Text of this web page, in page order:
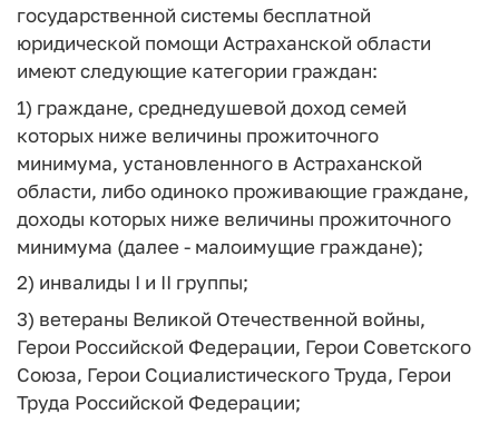
государственной системы бесплатной
юридической помощи Астраханской области
имеют следующие категории граждан:
1) граждане, среднедушевой доход семей
которых ниже величины прожиточного
минимума, установленного в Астраханской
области, либо одиноко проживающие граждане,
доходы которых ниже величины прожиточного
минимума (далее - малоимущие граждане);
2) инвалиды I и II группы;
3) ветераны Великой Отечественной войны,
Герои Российской Федерации, Герои Советского
Союза, Герои Социалистического Труда, Герои
Труда Российской Федерации;